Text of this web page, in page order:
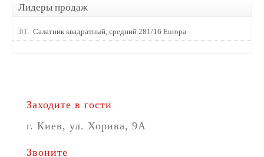
Лидеры продаж
01. Салатник квадратный, средний 281/16 Europa -
Заходите в гости
г. Киев, ул. Хорива, 9A
Звоните